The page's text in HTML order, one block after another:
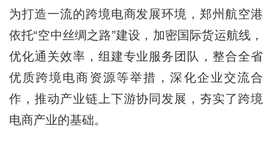
为打造一流的跨境电商发展环境，郑州航空港
依托“空中丝绸之路”建设，加密国际货运航线，
优化通关效率，组建专业服务团队，整合全省
优质跨境电商资源等举措，深化企业交流合
作，推动产业链上下游协同发展，夯实了跨境
电商产业的基础。